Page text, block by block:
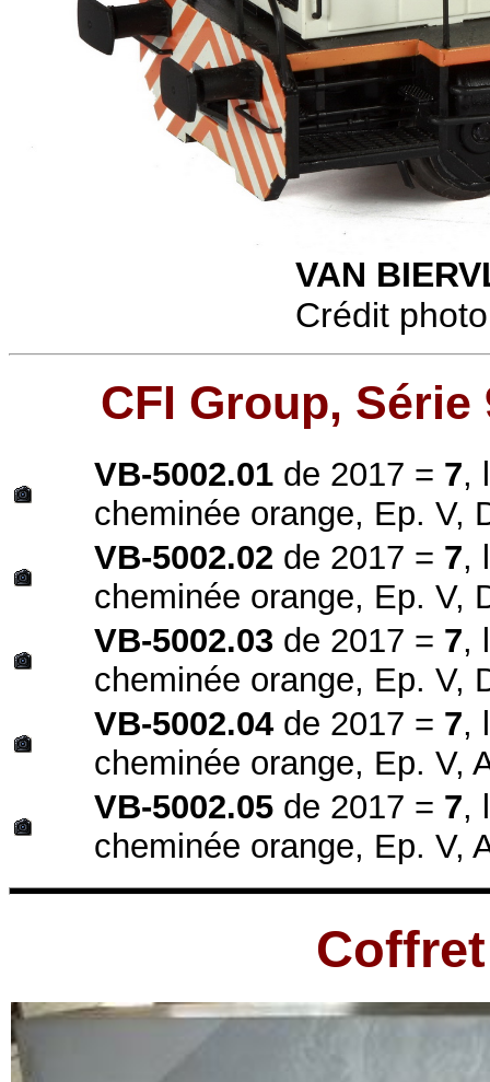
VAN
Crédit
CFI Group, Série
VB-5002.01 de 2017 = 7,
cheminée orange, Ep. V,
VB-5002.02 de 2017 = 7,
cheminée orange, Ep. V,
VB-5002.03 de 2017 = 7,
cheminée orange, Ep. V,
VB-5002.04 de 2017 = 7,
cheminée orange, Ep. V,
VB-5002.05 de 2017 = 7,
cheminée orange, Ep. V,